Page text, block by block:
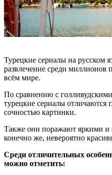
Турецкие сериалы на русском
развлечение среди миллионов
всём мире.
По сравнению с
турецкие сериалы отличаются
сочностью картинки.
Также они поражают яркими и
конечно же, невероятно
Среди отличительных
можно отметить: